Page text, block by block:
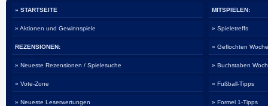
» STARTSEITE
» Aktionen und Gewinnspiele
REZENSIONEN:
» Neueste Rezensionen / Spielesuche
» Vote-Zone
» Neueste Leserwertungen
MITSPIELEN:
» Spieletreffs
» Geflochten
» Buchstaben
» Fußball-Tipps
» Formel 1-Tipps